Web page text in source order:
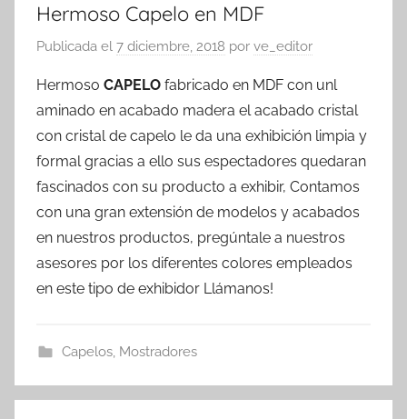
Hermoso Capelo en MDF
Publicada el 7 diciembre, 2018 por ve_editor
Hermoso CAPELO fabricado en MDF con unl
aminado en acabado madera el acabado cristal
con cristal de capelo le da una exhibición limpia y
formal gracias a ello sus espectadores quedaran
fascinados con su producto a exhibir, Contamos
con una gran extensión de modelos y acabados
en nuestros productos, pregúntale a nuestros
asesores por los diferentes colores empleados
en este tipo de exhibidor Llámanos!
Capelos, Mostradores